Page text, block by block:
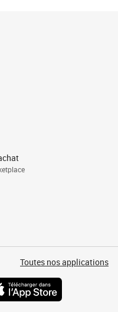
Toutes nos applications